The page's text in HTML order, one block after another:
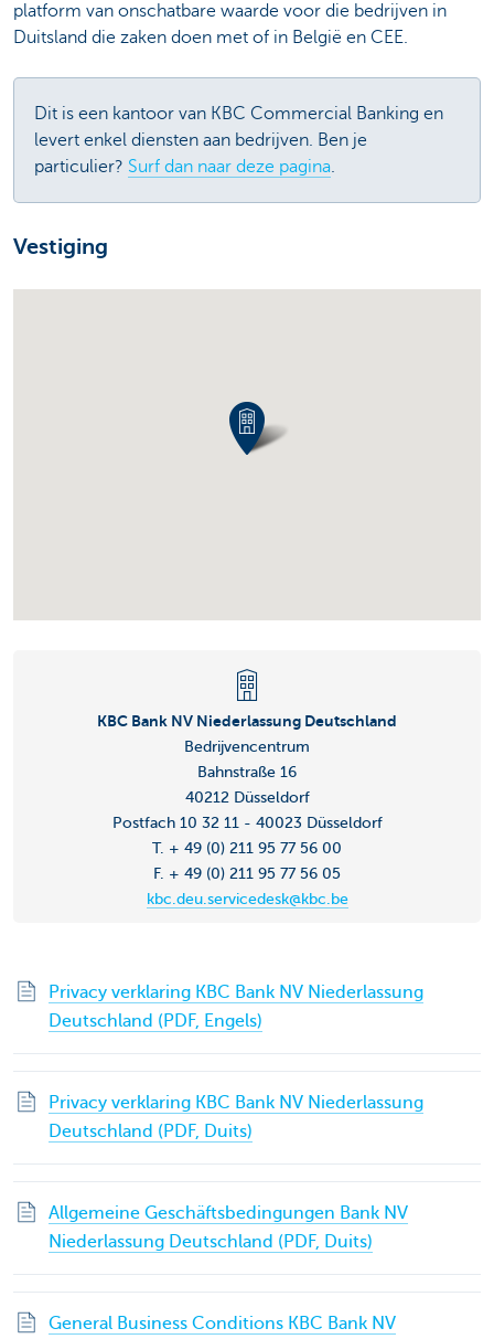
platform van onschatbare waarde voor die bedrijven in
Duitsland die zaken doen met of in België en CEE.
Dit is een kantoor van KBC Commercial Banking en
levert enkel diensten aan bedrijven. Ben je
particulier? Surf dan naar deze pagina.
Vestiging
KBC Bank NV Niederlassung Deutschland
Bedrijvencentrum
Bahnstraße 16
40212 Düsseldorf
Postfach 10 32 11 - 40023 Düsseldorf
T. + 49 (0) 211 95 77 56 00
F. + 49 (0) 211 95 77 56 05
kbc.deu.servicedesk@kbc.be
Privacy verklaring KBC Bank NV Niederlassung
Deutschland (PDF, Engels)
Privacy verklaring KBC Bank NV Niederlassung
Deutschland (PDF, Duits)
Allgemeine Geschäftsbedingungen Bank NV
Niederlassung Deutschland (PDF, Duits)
General Business Conditions KBC Bank NV